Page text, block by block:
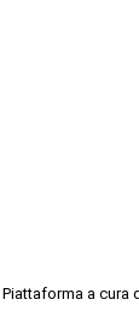
Piattaforma a cura